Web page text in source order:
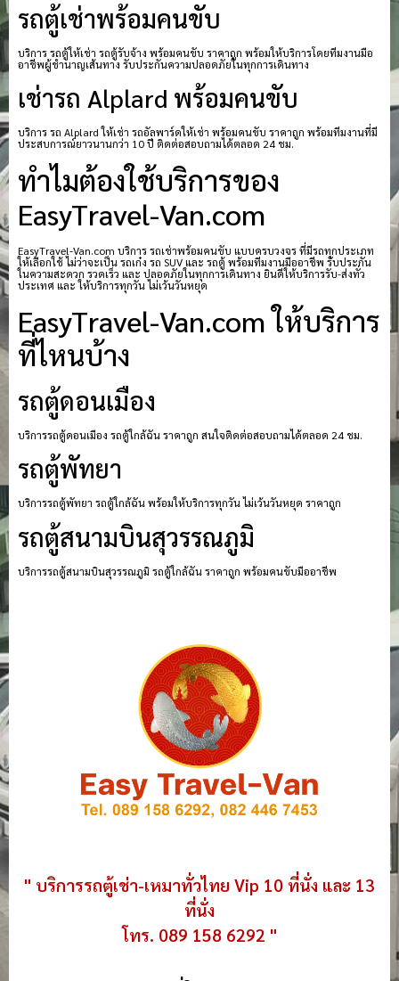
รถตู้เช่าพร้อมคนขับ
บริการ รถตู้ให้เช่า รถตู้รับจ้าง พร้อมคนขับ ราคาถูก พร้อมให้บริการโดยทีมงานมือ
อาชีพผู้ชำนาญเส้นทาง รับประกันความปลอดภัยในทุกการเดินทาง
เช่ารถ Alplard พร้อมคนขับ
บริการ รถ Alplard ให้เช่า รถอัลพาร์ดให้เช่า พร้อมคนขับ ราคาถูก พร้อมทีมงานที่มี
ประสบการณ์ยาวนานกว่า 10 ปี ติดต่อสอบถามได้ตลอด 24 ชม.
ทำไมต้องใช้บริการของ
EasyTravel-Van.com
EasyTravel-Van.com บริการ รถเช่าพร้อมคนขับ แบบครบวงจร ที่มีรถทุกประเภท
ให้เลือกใช้ ไม่ว่าจะเป็น รถเก๋ง รถ SUV และ รถตู้ พร้อมทีมงานมืออาชีพ รับประกัน
ในความสะดวก รวดเร็ว และ ปลอดภัยในทุกการเดินทาง ยินดีให้บริการรับ-ส่งทั่ว
ประเทศ และ ให้บริการทุกวัน ไม่เว้นวันหยุด
EasyTravel-Van.com ให้บริการ
ที่ไหนบ้าง
รถตู้ดอนเมือง
บริการรถตู้ดอนเมือง รถตู้ใกล้ฉัน ราคาถูก สนใจติดต่อสอบถามได้ตลอด 24 ชม.
รถตู้พัทยา
บริการรถตู้พัทยา รถตู้ใกล้ฉัน พร้อมให้บริการทุกวัน ไม่เว้นวันหยุด ราคาถูก
รถตู้สนามบินสุวรรณภูมิ
บริการรถตู้สนามบินสุวรรณภูมิ รถตู้ใกล้ฉัน ราคาถูก พร้อมคนขับมืออาชีพ
" บริการรถตู้เช่า-เหมาทั่วไทย Vip 10 ที่นั่ง และ 13
ที่นั่ง
โทร. 089 158 6292 "